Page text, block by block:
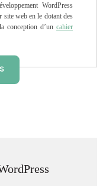
WordPress
site web en le dotant des
conception d’un cahier